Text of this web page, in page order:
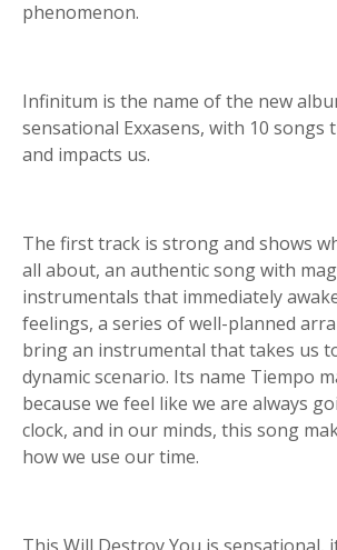
phenomenon.
Infinitum is the name of the new
sensational Exxasens, with 10 songs
and impacts us.
The first track is strong and shows
all about, an authentic song with
instrumentals that immediately
feelings, a series of well-planned
bring an instrumental that takes us
dynamic scenario. Its name Tiempo
because we feel like we are always
clock, and in our minds, this song
how we use our time.